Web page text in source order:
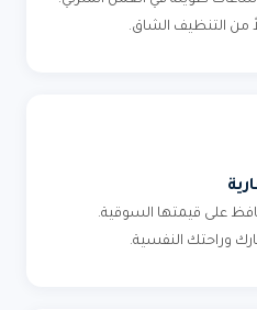
من التنظيف الشاق.
على قيمتها السوقية.
وراحتك النفسية.